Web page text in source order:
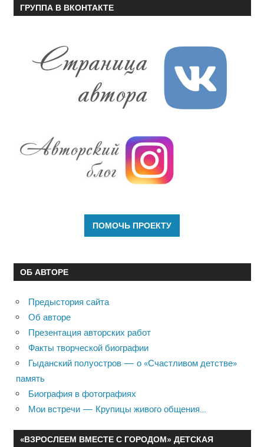
ГРУППА В ВКОНТАКТЕ
ОБ АВТОРЕ
Предыстория сайта
Об авторе
Презентация авторских работ
Факты творческой биографии
Гыданский полуостров — о «Счастливом детстве»
память
Биография в фотографиях
Мои встречи — Крупицы живого общения…
«ВЗРОСЛЕЕМ ВМЕСТЕ С ГОРОДОМ» ДЕТСКАЯ